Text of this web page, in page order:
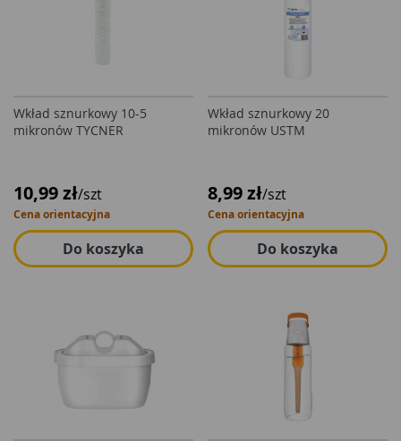
Wkład sznurkowy 10-5
mikronów TYCNER
10,99 zł/szt
Cena orientacyjna
Do koszyka
Wkład sznurkowy 20
mikronów USTM
8,99 zł/szt
Cena orientacyjna
Do koszyka